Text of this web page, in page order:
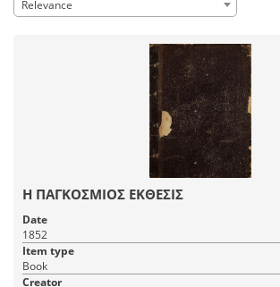
Relevance
Η ΠΑΓΚΟΣΜΙΟΣ ΕΚΘΕΣΙΣ
Date
1852
Item type
Book
Creator